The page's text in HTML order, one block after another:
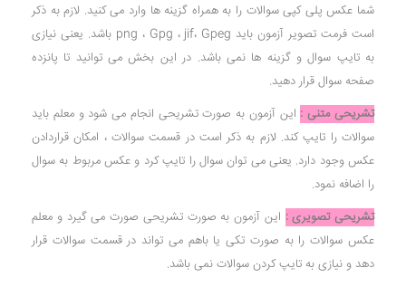
شما عکس پلی کپی سوالات را به همراه گزینه ها وارد می کنید. لازم به ذکر
است فرمت تصویر آزمون باید png ، Gpg ، jif، Gpeg باشد. یعنی نیازی
به تایپ سوال و گزینه ها نمی باشد. در این بخش می توانید تا پانزده
صفحه سوال قرار دهید.
تشریحی متنی : این آزمون به صورت تشریحی انجام می شود و معلم باید
سوالات را تایپ کند. لازم به ذکر است در قسمت سوالات ، امکان قراردادن
عکس وجود دارد. یعنی می توان سوال را تایپ کرد و عکس مربوط به سوال
را اضافه نمود.
تشریحی تصویری : این آزمون به صورت تشریحی صورت می گیرد و معلم
عکس سوالات را به صورت تکی یا باهم می تواند در قسمت سوالات قرار
دهد و نیازی به تایپ کردن سوالات نمی باشد.